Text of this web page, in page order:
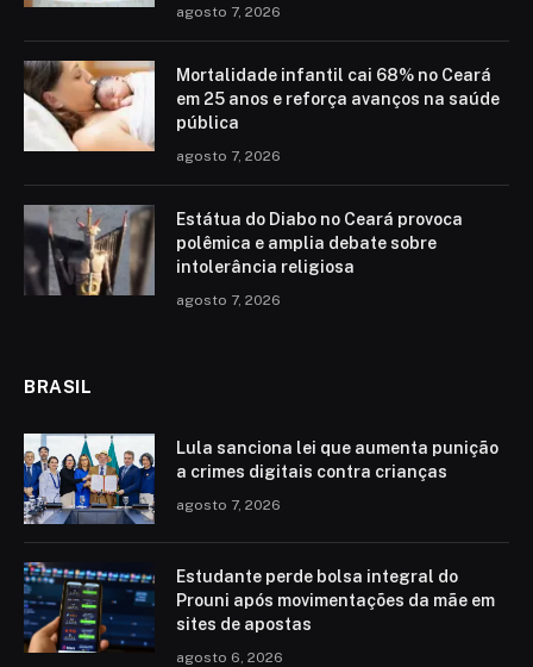
agosto 7, 2026
Mortalidade infantil cai 68% no Ceará
em 25 anos e reforça avanços na saúde
pública
agosto 7, 2026
Estátua do Diabo no Ceará provoca
polêmica e amplia debate sobre
intolerância religiosa
agosto 7, 2026
BRASIL
Lula sanciona lei que aumenta punição
a crimes digitais contra crianças
agosto 7, 2026
Estudante perde bolsa integral do
Prouni após movimentações da mãe em
sites de apostas
agosto 6, 2026